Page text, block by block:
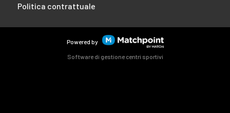
Politica contrattuale
Powered by
Software di gestione centri sportivi